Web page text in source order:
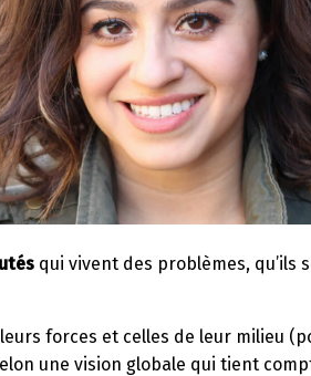
qui vivent des problèmes, qu’ils
forces et celles de leur milieu
une vision globale qui tient